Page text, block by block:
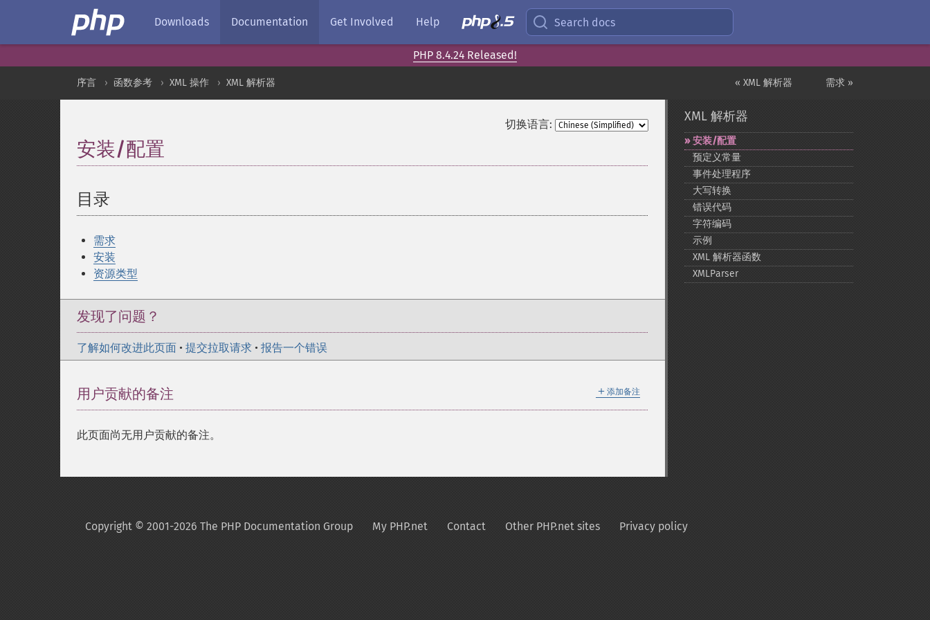
Downloads Documentation Get Involved Help Search docs
PHP 8.4.24 Released!
需求 »
« XML 解析器
序言 函数参考 XML 操作 XML 解析器
切换语言:
安装/配置
目录
需求
安装
资源类型
发现了问题？
了解如何改进此页面 • 提交拉取请求 • 报告一个错误
＋ 添加备注
用户贡献的备注
此页面尚无用户贡献的备注。
XML 解析器
安装/配置
预定义常量
事件处理程序
大写转换
错误代码
字符编码
示例
XML 解析器函数
XMLParser
Copyright © 2001-2026 The PHP Documentation Group My PHP.net Contact Other PHP.net sites Privacy policy